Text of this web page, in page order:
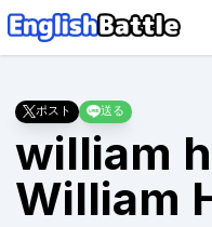
ポスト 送る
william
William